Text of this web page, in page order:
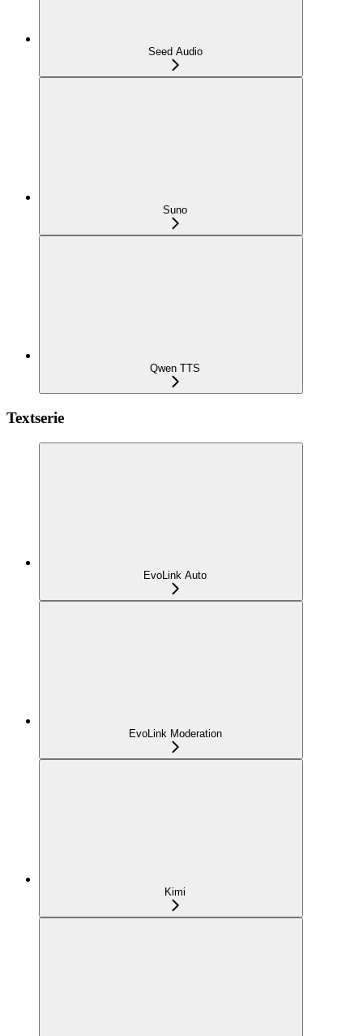
Seed Audio
Suno
Qwen TTS
Textserie
EvoLink Auto
EvoLink Moderation
Kimi